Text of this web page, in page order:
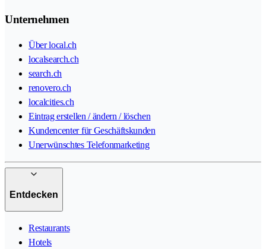
Unternehmen
Über local.ch
localsearch.ch
search.ch
renovero.ch
localcities.ch
Eintrag erstellen / ändern / löschen
Kundencenter für Geschäftskunden
Unerwünschtes Telefonmarketing
Entdecken
Restaurants
Hotels